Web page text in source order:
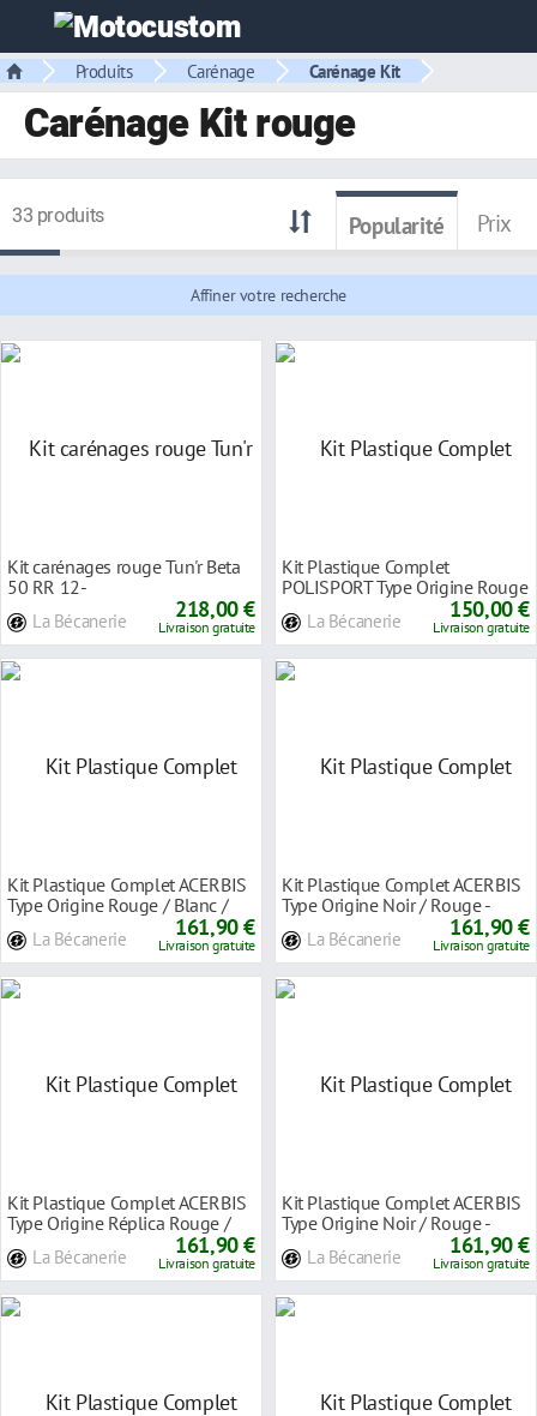
Produits Carénage Carénage Kit
Carénage Kit rouge
33 produits Popularité Prix
Affiner votre recherche
Kit carénages rouge Tun'r Beta
50 RR 12-
La Bécanerie 218,00 €
Livraison gratuite
Kit Plastique Complet
POLISPORT Type Origine Rouge
La Bécanerie 150,00 €
Livraison gratuite
Kit Plastique Complet ACERBIS
Type Origine Rouge / Blanc /
La Bécanerie 161,90 €
Livraison gratuite
Kit Plastique Complet ACERBIS
Type Origine Noir / Rouge -
La Bécanerie 161,90 €
Livraison gratuite
Kit Plastique Complet ACERBIS
Type Origine Réplica Rouge /
La Bécanerie 161,90 €
Livraison gratuite
Kit Plastique Complet ACERBIS
Type Origine Noir / Rouge -
La Bécanerie 161,90 €
Livraison gratuite